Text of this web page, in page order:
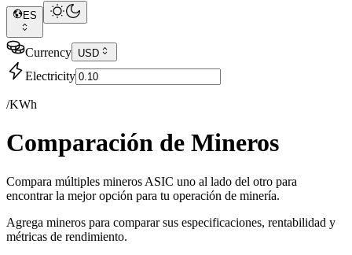
ES
Currency USD
Electricity
/KWh
Comparación de Mineros
Compara múltiples mineros ASIC uno al lado del otro para
encontrar la mejor opción para tu operación de minería.
Agrega mineros para comparar sus especificaciones, rentabilidad y
métricas de rendimiento.